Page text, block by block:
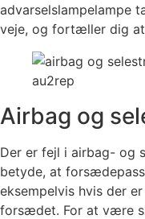
advarselslampelampe
veje, og fortæller dig
Airbag og
Der er fejl i airbag- og
betyde, at
eksempelvis hvis der
forsædet. For at være